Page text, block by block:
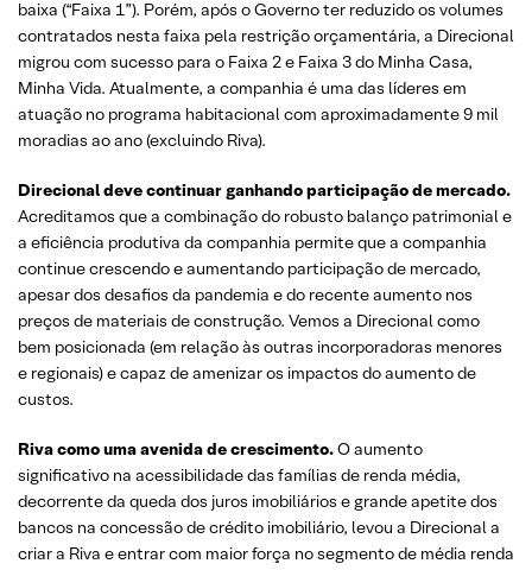
baixa (“Faixa 1”). Porém, após o Governo ter reduzido os volumes
contratados nesta faixa pela restrição orçamentária, a Direcional
migrou com sucesso para o Faixa 2 e Faixa 3 do Minha Casa,
Minha Vida. Atualmente, a companhia é uma das líderes em
atuação no programa habitacional com aproximadamente 9 mil
moradias ao ano (excluindo Riva).
Direcional deve continuar ganhando participação de mercado.
Acreditamos que a combinação do robusto balanço patrimonial e
a eficiência produtiva da companhia permite que a companhia
continue crescendo e aumentando participação de mercado,
apesar dos desafios da pandemia e do recente aumento nos
preços de materiais de construção. Vemos a Direcional como
bem posicionada (em relação às outras incorporadoras menores
e regionais) e capaz de amenizar os impactos do aumento de
custos.
Riva como uma avenida de crescimento.O aumento
significativo na acessibilidade das famílias de renda média,
decorrente da queda dos juros imobiliários e grande apetite dos
bancos na concessão de crédito imobiliário, levou a Direcional a
criar a Riva e entrar com maior força no segmento de média renda